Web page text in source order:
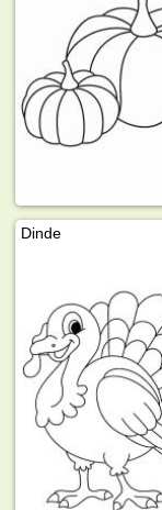
Dinde